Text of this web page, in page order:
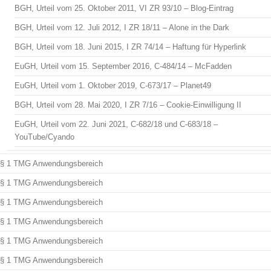
BGH, Urteil vom 25. Oktober 2011, VI ZR 93/10 – Blog-Eintrag
BGH, Urteil vom 12. Juli 2012, I ZR 18/11 – Alone in the Dark
BGH, Urteil vom 18. Juni 2015, I ZR 74/14 – Haftung für Hyperlink
EuGH, Urteil vom 15. September 2016, C-484/14 – McFadden
EuGH, Urteil vom 1. Oktober 2019, C-673/17 – Planet49
BGH, Urteil vom 28. Mai 2020, I ZR 7/16 – Cookie-Einwilligung II
EuGH, Urteil vom 22. Juni 2021, C-682/18 und C-683/18 –
YouTube/Cyando
§ 1 TMG Anwendungsbereich
§ 1 TMG Anwendungsbereich
§ 1 TMG Anwendungsbereich
§ 1 TMG Anwendungsbereich
§ 1 TMG Anwendungsbereich
§ 1 TMG Anwendungsbereich